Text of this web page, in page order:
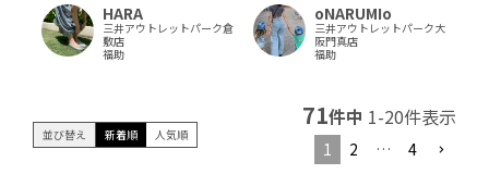
HARA
三井アウトレットパーク倉
敷店
福助
oNARUMIo
三井アウトレットパーク大
阪門真店
福助
並び替え 新着順 人気順
71件中 1-20件表示
1 2 … 4